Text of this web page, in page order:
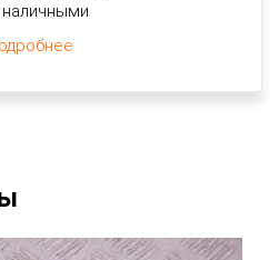
наличными